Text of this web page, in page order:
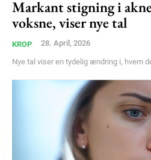
Markant stigning i
voksne, viser nye tal
KROP 28. April, 2026
Nye tal viser en tydelig ændring i, hvem